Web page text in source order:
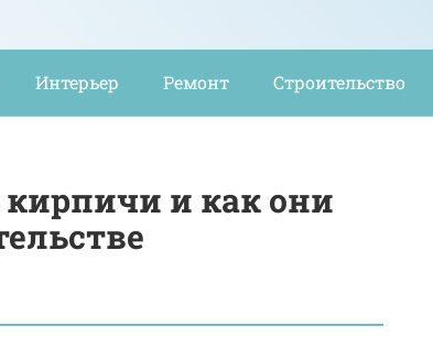
Интерьер Ремонт Строительство
и как они